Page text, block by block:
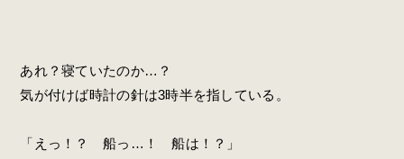
あれ？寝ていたのか…？
気が付けば時計の針は3時半を指している。
「えっ！？ 船っ…！ 船は！？」